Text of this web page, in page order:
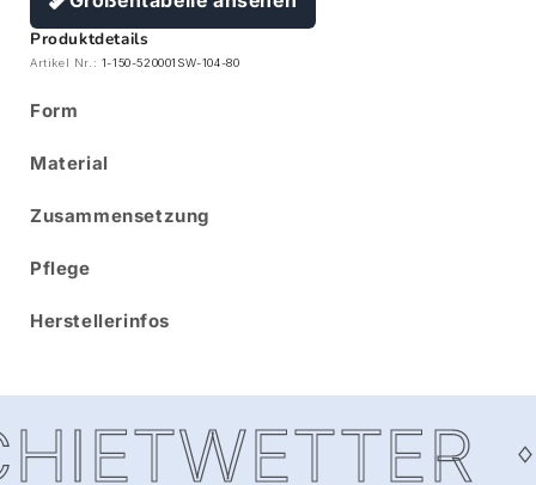
Produktdetails
Artikel Nr.: 1-150-520001SW-104-80
Form
Material
Zusammensetzung
Pflege
Herstellerinfos